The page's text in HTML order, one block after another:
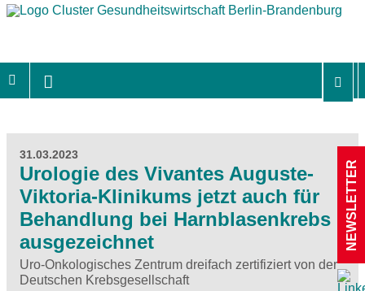
31.03.2023
Urologie des Vivantes Auguste-
Viktoria-Klinikums jetzt auch für
Behandlung bei Harnblasenkrebs
ausgezeichnet
Uro-Onkologisches Zentrum dreifach zertifiziert von der
Deutschen Krebsgesellschaft
NEWSLETTER